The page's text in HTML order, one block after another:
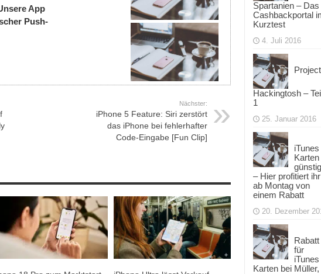
App
Push-
Nächster:
iPhone 5 Feature: Siri zerstört
das iPhone bei fehlerhafter
Code-Eingabe [Fun Clip]
Spartanien – Das
Cashbackportal
Kurztest
4. Juli 2016
Project
Hackingtosh –
1
25. Januar 2016
iTunes
Karten
– Hier profitiert ihr
ab Montag von
einem Rabatt
20. Dezember
Rabatt
für
iTunes
Karten bei Müller,